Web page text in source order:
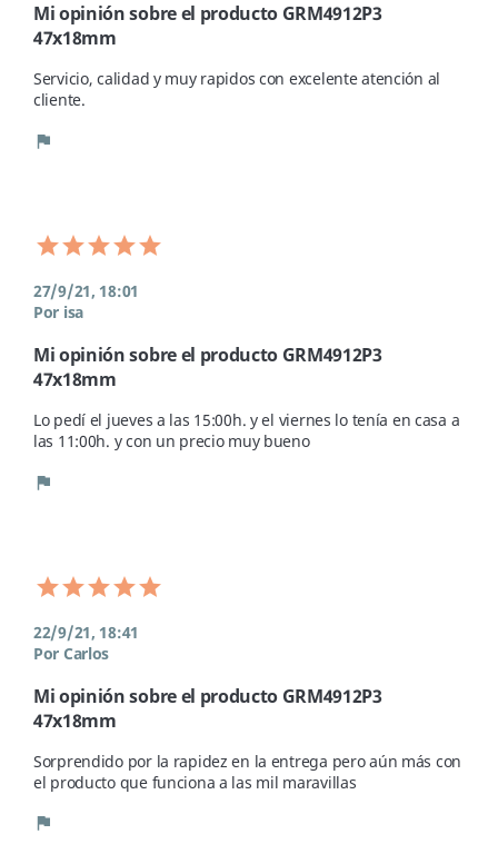
Mi opinión sobre el producto GRM4912P3
47x18mm
Servicio, calidad y muy rapidos con excelente atención al
cliente.
flag
27/9/21, 18:01
Por isa
Mi opinión sobre el producto GRM4912P3
47x18mm
Lo pedí el jueves a las 15:00h. y el viernes lo tenía en casa a
las 11:00h. y con un precio muy bueno
flag
22/9/21, 18:41
Por Carlos
Mi opinión sobre el producto GRM4912P3
47x18mm
Sorprendido por la rapidez en la entrega pero aún más con
el producto que funciona a las mil maravillas
flag